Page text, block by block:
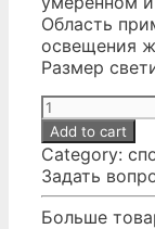
Область
освещения
Размер
№32.
Спот
белый
с
полоской
GX53
Add to cart
Category:
Задать
Больше